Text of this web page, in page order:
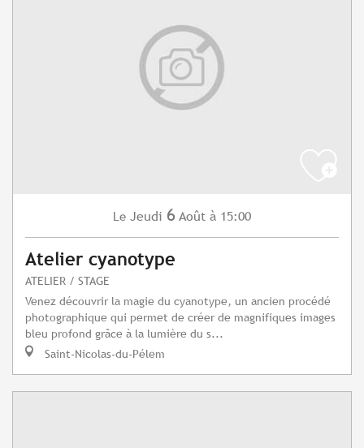
Le Jeudi 6 Août à 15:00
Atelier cyanotype
ATELIER / STAGE
Venez découvrir la magie du cyanotype, un ancien procédé
photographique qui permet de créer de magnifiques images
bleu profond grâce à la lumière du s...
Saint-Nicolas-du-Pélem